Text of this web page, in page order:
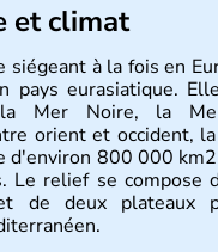
et climat
à la fois en
pays eurasiatique.
la Mer Noire, la
orient et occident,
d'environ 800 000
Le relief se compose
et de deux plateaux